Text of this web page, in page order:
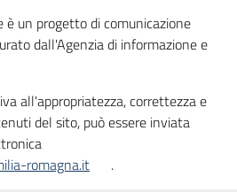
è un progetto di comunicazione
dall'Agenzia di informazione e
all'appropriatezza, correttezza e
del sito, può essere inviata
romagna.it
.